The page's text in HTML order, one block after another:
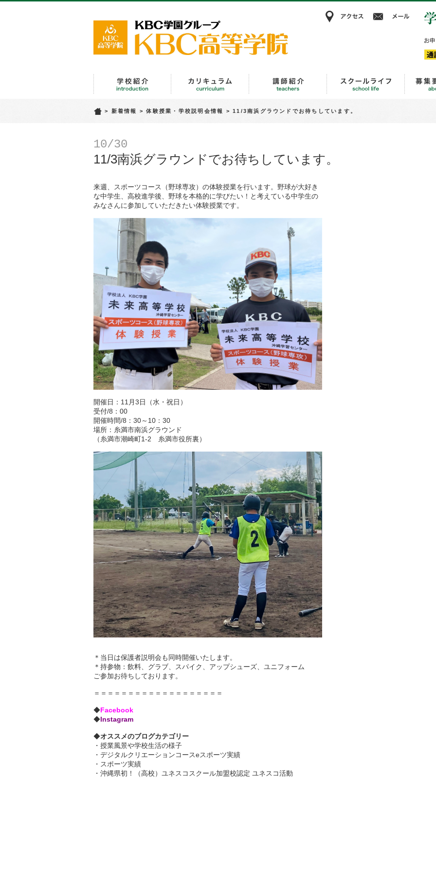
KBC高等学院 アクセス メー
学校紹介 進路・キャリア教育 講師紹介 スクー
> 新着情報 >体験授業・学校説明会情報 >11/3南浜グラウンドでお待ちしています。
10/30
11/3南浜グラウンドでお待ちしています。
来週、スポーツコース（野球専攻）の体験授業を行います。野球が大好き
な中学生、高校進学後、野球を本格的に学びたい！と考えている中学生の
みなさんに参加していただきたい体験授業です。
開催日：11月3日（水・祝日）
受付/8：00
開催時間/8：30～10：30
場所：糸満市南浜グラウンド
（糸満市潮崎町1-2 糸満市役所裏）
＊当日は保護者説明会も同時開催いたします。
＊持参物：飲料、グラブ、スパイク、アップシューズ、ユニフォーム
ご参加お待ちしております。
＝＝＝＝＝＝＝＝＝＝＝＝＝＝＝＝＝＝＝
◆Facebook
◆Instagram
◆オススメのブログカテゴリー
・ 授業風景や学校生活の様子
・ デジタルクリエーションコースeスポーツ実績
・ スポーツ実績
・沖縄県初！（高校）ユネスコスクール加盟校認定 ユネスコ活動